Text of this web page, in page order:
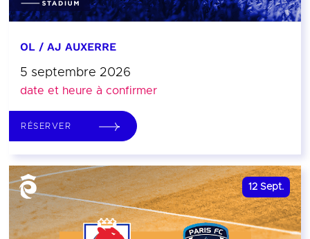
OL / AJ AUXERRE
5 septembre 2026
date et heure à confirmer
RÉSERVER
12 Sept.